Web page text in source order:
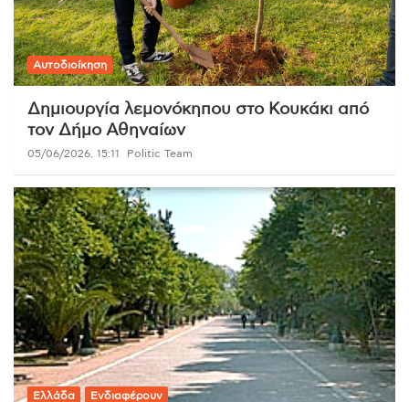
Αυτοδιοίκηση
Δημιουργία λεμονόκηπου στο Κουκάκι από
τον Δήμο Αθηναίων
05/06/2026, 15:11 Politic Team
Ελλάδα Ενδιαφέρουν